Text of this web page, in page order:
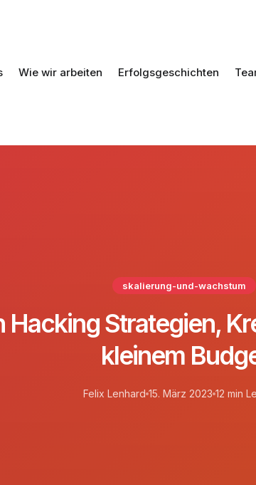
Wie wir arbeiten Erfolgsgeschichten
skalierung-und-wachstum
Hacking Strategien,
kleinem
Felix Lenhard 15. März 2023 12 min